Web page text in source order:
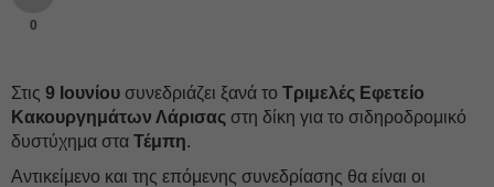
0
Στις 9 Ιουνίου συνεδριάζει ξανά το Τριμελές Εφετείο
Κακουργημάτων Λάρισας στη δίκη για το σιδηροδρομικό
δυστύχημα στα Τέμπη.
Αντικείμενο και της επόμενης συνεδρίασης θα είναι οι